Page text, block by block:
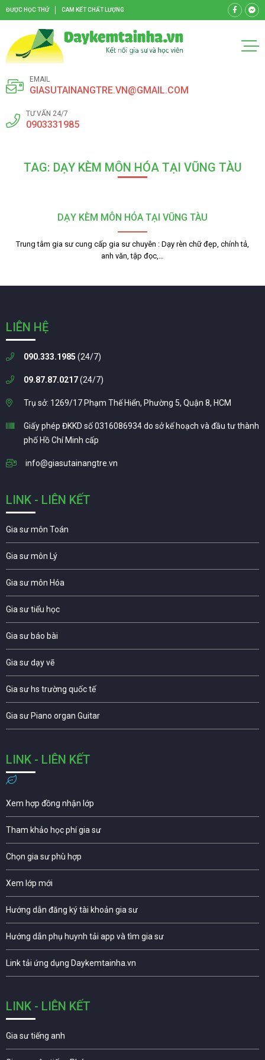
ĐƯỢC HỌC THỬ CAM KẾT CHẤT LƯỢNG
EMAIL
GIASUTAINANGTRE.VN@GMAIL.COM
TƯ VẤN 24/7
0903331985
TAG: DẠY KÈM MÔN HÓA TẠI VŨNG TÀU
DẠY KÈM MÔN HÓA TẠI VŨNG TÀU
Trung tâm gia sư cung cấp gia sư chuyên : Dạy rèn chữ đẹp, chính tả,
anh văn, tập đọc,…
LIÊN HỆ
090.333.1985 (24/7)
09.87.87.0217(24/7)
Trụ sở: 1269/17 Phạm Thế Hiển, Phường 5, Quận 8, HCM
Giấy phép ĐKKD số 0316086934 do sở kế hoạch và đầu tư thành
phố Hồ Chí Minh cấp
info@giasutainangtre.vn
LINK - LIÊN KẾT
Gia sư môn Toán
Gia sư môn Lý
Gia sư môn Hóa
Gia sư tiểu học
Gia sư báo bài
Gia sư dạy vẽ
Gia sư hs trường quốc tế
Gia sư Piano organ Guitar
LINK - LIÊN KẾT
Xem hợp đồng nhận lớp
Tham khảo học phí gia sư
Chọn gia sư phù hợp
Xem lớp mới
Hướng dẫn đăng ký tài khoản gia sư
Hướng dẫn phụ huynh tải app và tìm gia sư
Link tải ứng dụng Daykemtainha.vn
LINK - LIÊN KẾT
Gia sư tiếng anh